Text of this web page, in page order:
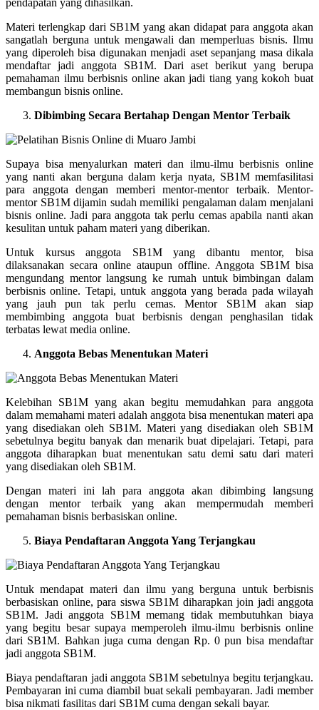
Materi terlengkap dari SB1M yang akan didapat para anggota akan
sangatlah berguna untuk mengawali dan memperluas bisnis. Ilmu
yang diperoleh bisa digunakan menjadi aset sepanjang masa dikala
mendaftar jadi anggota SB1M. Dari aset berikut yang berupa
pemahaman ilmu berbisnis online akan jadi tiang yang kokoh buat
membangun bisnis online.
Dibimbing Secara Bertahap Dengan Mentor Terbaik
Supaya bisa menyalurkan materi dan ilmu-ilmu berbisnis online
yang nanti akan berguna dalam kerja nyata, SB1M memfasilitasi
para anggota dengan memberi mentor-mentor terbaik. Mentor-
mentor SB1M dijamin sudah memiliki pengalaman dalam menjalani
bisnis online. Jadi para anggota tak perlu cemas apabila nanti akan
kesulitan untuk paham materi yang diberikan.
Untuk kursus anggota SB1M yang dibantu mentor, bisa
dilaksanakan secara online ataupun offline. Anggota SB1M bisa
mengundang mentor langsung ke rumah untuk bimbingan dalam
berbisnis online. Tetapi, untuk anggota yang berada pada wilayah
yang jauh pun tak perlu cemas. Mentor SB1M akan siap
membimbing anggota buat berbisnis dengan penghasilan tidak
terbatas lewat media online.
Anggota Bebas Menentukan Materi
Kelebihan SB1M yang akan begitu memudahkan para anggota
dalam memahami materi adalah anggota bisa menentukan materi apa
yang disediakan oleh SB1M. Materi yang disediakan oleh SB1M
sebetulnya begitu banyak dan menarik buat dipelajari. Tetapi, para
anggota diharapkan buat menentukan satu demi satu dari materi
yang disediakan oleh SB1M.
Dengan materi ini lah para anggota akan dibimbing langsung
dengan mentor terbaik yang akan mempermudah memberi
pemahaman bisnis berbasiskan online.
Biaya Pendaftaran Anggota Yang Terjangkau
Untuk mendapat materi dan ilmu yang berguna untuk berbisnis
berbasiskan online, para siswa SB1M diharapkan join jadi anggota
SB1M. Jadi anggota SB1M memang tidak membutuhkan biaya
yang begitu besar supaya memperoleh ilmu-ilmu berbisnis online
dari SB1M. Bahkan juga cuma dengan Rp. 0 pun bisa mendaftar
jadi anggota SB1M.
Biaya pendaftaran jadi anggota SB1M sebetulnya begitu terjangkau.
Pembayaran ini cuma diambil buat sekali pembayaran. Jadi member
bisa nikmati fasilitas dari SB1M cuma dengan sekali bayar.